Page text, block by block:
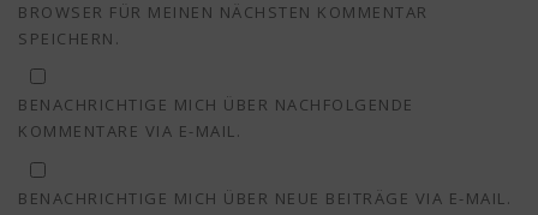
BROWSER FÜR MEINEN NÄCHSTEN KOMMENTAR
SPEICHERN.
BENACHRICHTIGE MICH ÜBER NACHFOLGENDE
KOMMENTARE VIA E-MAIL.
BENACHRICHTIGE MICH ÜBER NEUE BEITRÄGE VIA E-MAIL.